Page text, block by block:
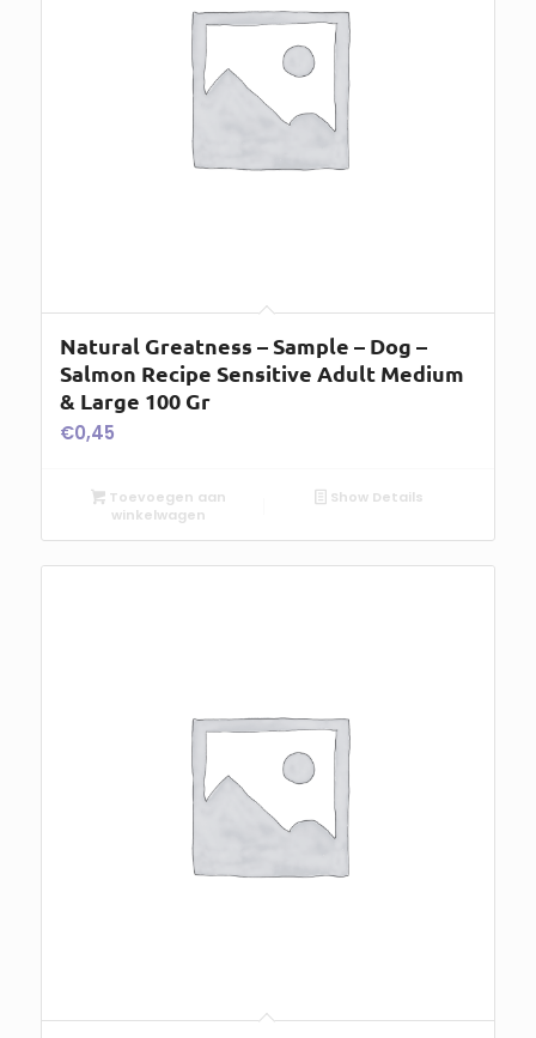
Natural Greatness – Sample – Dog –
Salmon Recipe Sensitive Adult Medium
& Large 100 Gr
€0,45
Toevoegen aan
winkelwagen
Show Details